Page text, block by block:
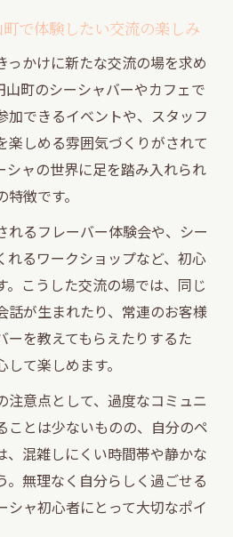
間で生まれるシーシャなら
てのシーシャで広がる人脈と
したコミュニケーション術
で生まれる大人同士の特別
渋谷エリアのシーシャがお
ーシャとリラックスを両立
る渋谷の安らぎと交流のひ
ックスに最適な渋谷シーシ
ーシャで日常をリフレッシ
で体験したい交流の楽しみ
っかけに新たな交流の場を求め
山町のシーシャバーやカフェで
加できるイベントや、スタッフ
楽しめる雰囲気づくりがされて
シャの世界に足を踏み入れられ
徴です。
れるフレーバー体験会や、シー
れるワークショップなど、初心
。こうした交流の場では、同じ
話が生まれたり、常連のお客様
ーを教えてもらえたりするた
て楽しめます。
注意点として、過度なコミュニ
ことは少ないものの、自分のペ
、混雑しにくい時間帯や静かな
。無理なく自分らしく過ごせる
シャ初心者にとって大切なポイ